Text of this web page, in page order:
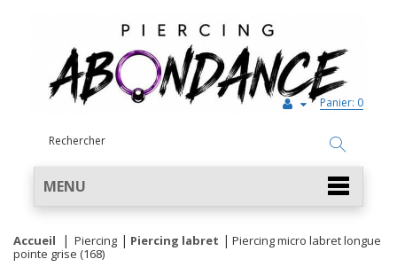
Panier: 0
MENU
Accueil Piercing Piercing labret
Piercing micro labret longue
pointe grise (168)